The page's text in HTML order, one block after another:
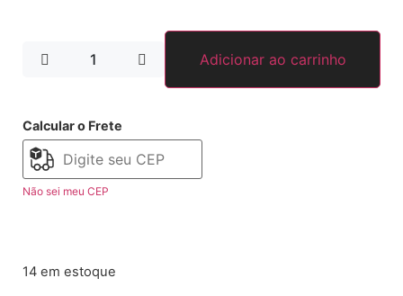
Adicionar ao carrinho
Calcular o Frete
Não sei meu CEP
14 em estoque